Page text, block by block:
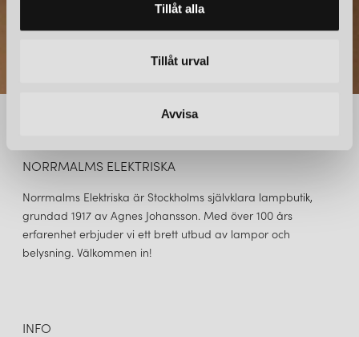
Tillåt alla
Tillåt urval
Avvisa
NORRMALMS ELEKTRISKA
Norrmalms Elektriska är Stockholms självklara lampbutik,
grundad 1917 av Agnes Johansson. Med över 100 års
erfarenhet erbjuder vi ett brett utbud av lampor och
belysning. Välkommen in!
INFO